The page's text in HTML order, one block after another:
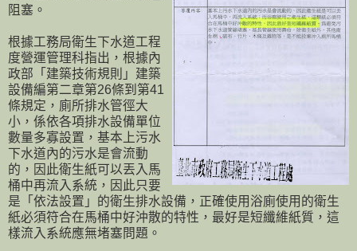
阻塞。
根據工務局衛生下水道工程
度營運管理科指出，根據內
政部「建築技術規則」建築
設備編第二章第26條到第41
條規定，廁所排水管徑大
小，係依各項排水設備單位
數量多寡設置，基本上污水
下水道內的污水是會流動
的，因此衛生紙可以丟入馬
桶中再流入系統，因此只要
是「依法設置」的衛生排水設備，正確使用浴廁使用的衛生
紙必須符合在馬桶中好沖散的特性，最好是短纖維紙質，這
樣流入系統應無堵塞問題。